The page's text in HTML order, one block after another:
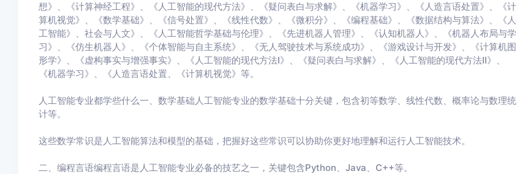
想》、《计算神经工程》、《人工智能的现代方法》、《疑问表白与求解》、《机器学习》、《人造言语处置》、《计
算机视觉》、《数学基础》、《信号处置》、《线性代数》、《微积分》、《编程基础》、《数据结构与算法》、《人
工智能》、社会与人文》、《人工智能哲学基础与伦理》、《先进机器人管理》、《认知机器人》、《机器人布局与学
习》、《仿生机器人》、《个体智能与自主系统》、《无人驾驶技术与系统成功》、《游戏设计与开发》、《计算机图
形学》、《虚构事实与增强事实》、《人工智能的现代方法I》、《疑问表白与求解》、《人工智能的现代方法II》、
《机器学习》、《人造言语处置、《计算机视觉》等。
人工智能专业都学些什么一、数学基础人工智能专业的数学基础十分关键，包含初等数学、线性代数、概率论与数理统
计等。
这些数学常识是人工智能算法和模型的基础，把握好这些常识可以协助你更好地理解和运行人工智能技术。
二、编程言语编程言语是人工智能专业必备的技艺之一，关键包含Python、Java、C++等。